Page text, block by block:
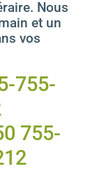
Nous
et un
vos
755-
755-